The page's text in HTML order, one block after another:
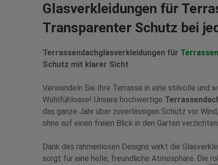
Glasverkleidungen für
Transparenter Schutz bei
Terrassendachglasverkleidungen für
Schutz mit klarer Sicht
Verwandeln Sie Ihre Terrasse in eine stilvolle und
Wohlfühloase! Unsere hochwertige
das ganze Jahr über zuverlässigen Schutz vor
ohne auf einen freien Blick in den Garten
Dank des rahmenlosen Designs wirkt die
sorgt für eine helle, freundliche Atmosphäre. Die